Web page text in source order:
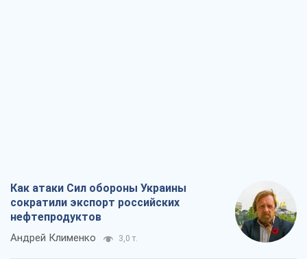
Как атаки Сил обороны Украины
сократили экспорт российских
нефтепродуктов
Андрей Клименко 3,0 т.